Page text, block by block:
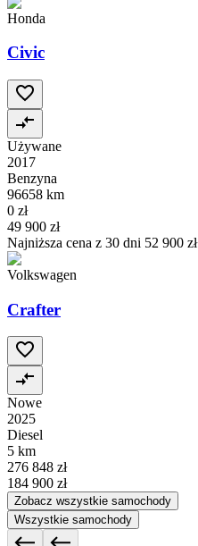
Honda
Civic
Używane
2017
Benzyna
96658 km
0 zł
49 900 zł
Najniższa cena z 30 dni 52 900 zł
Volkswagen
Crafter
Nowe
2025
Diesel
5 km
276 848 zł
184 900 zł
Zobacz wszystkie samochody
Wszystkie samochody